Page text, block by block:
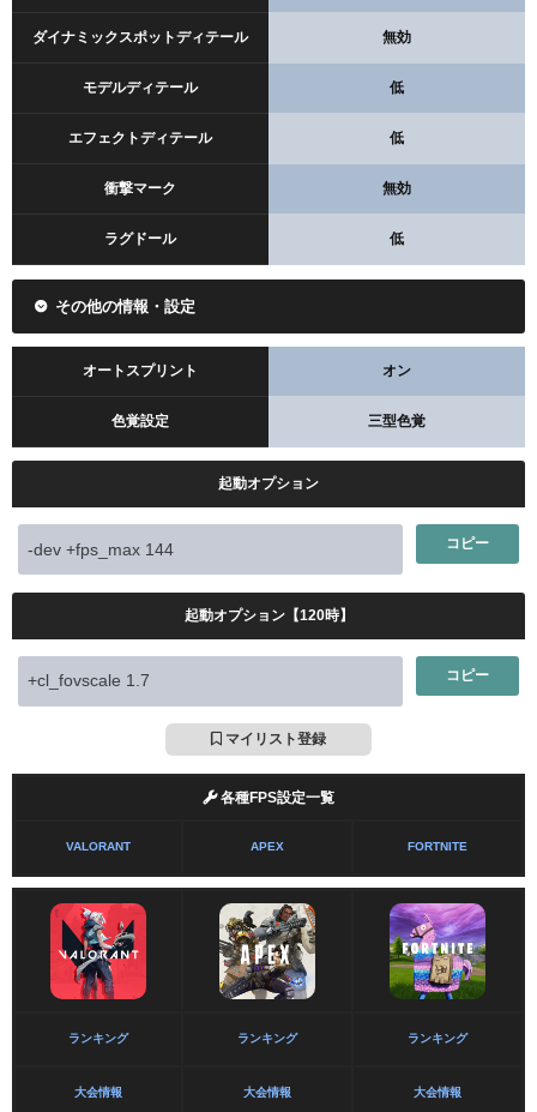
ダイナミックスポットディテール 無効
モデルディテール 低
エフェクトディテール 低
衝撃マーク 無効
ラグドール 低
その他の情報・設定
オートスプリント オン
色覚設定 三型色覚
起動オプション
コピー
起動オプション【120時】
コピー
マイリスト登録
各種FPS設定一覧
VALORANT APEX FORTNITE
ランキング ランキング ランキング
大会情報 大会情報 大会情報